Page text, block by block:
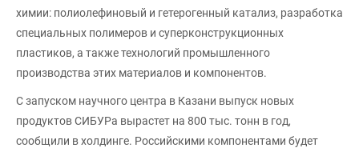
химии: полиолефиновый и гетерогенный катализ, разработка
специальных полимеров и суперконструкционных
пластиков, а также технологий промышленного
производства этих материалов и компонентов.
С запуском научного центра в Казани выпуск новых
продуктов СИБУРа вырастет на 800 тыс. тонн в год,
сообщили в холдинге. Российскими компонентами будет